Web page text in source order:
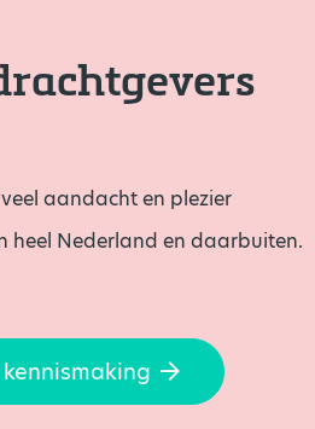
aandacht en plezier
heel Nederland en daarbuiten.